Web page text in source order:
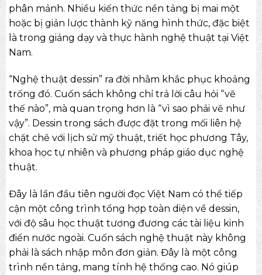
phân mảnh. Nhiều kiến thức nền tảng bị mai một
hoặc bị giản lược thành kỹ năng hình thức, đặc biệt
là trong giảng dạy và thực hành nghệ thuật tại Việt
Nam.
“Nghệ thuật dessin” ra đời nhằm khắc phục khoảng
trống đó. Cuốn sách không chỉ trả lời câu hỏi “vẽ
thế nào”, mà quan trọng hơn là “vì sao phải vẽ như
vậy”. Dessin trong sách được đặt trong mối liên hệ
chặt chẽ với lịch sử mỹ thuật, triết học phương Tây,
khoa học tự nhiên và phương pháp giáo dục nghệ
thuật.
Đây là lần đầu tiên người đọc Việt Nam có thể tiếp
cận một công trình tổng hợp toàn diện về dessin,
với độ sâu học thuật tương đương các tài liệu kinh
điển nước ngoài. Cuốn sách nghệ thuật này không
phải là sách nhập môn đơn giản. Đây là một công
trình nền tảng, mang tính hệ thống cao. Nó giúp